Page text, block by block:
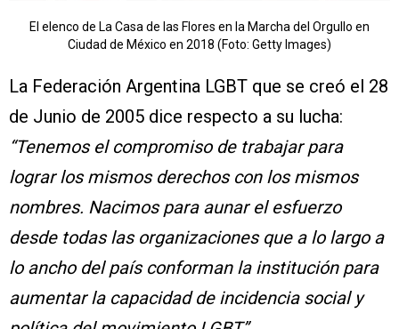
El elenco de La Casa de las Flores en la Marcha del Orgullo en
Ciudad de México en 2018 (Foto: Getty Images)
La Federación Argentina LGBT que se creó el 28
de Junio de 2005 dice respecto a su lucha:
“Tenemos el compromiso de trabajar para
lograr los mismos derechos con los mismos
nombres. Nacimos para aunar el esfuerzo
desde todas las organizaciones que a lo largo a
lo ancho del país conforman la institución para
aumentar la capacidad de incidencia social y